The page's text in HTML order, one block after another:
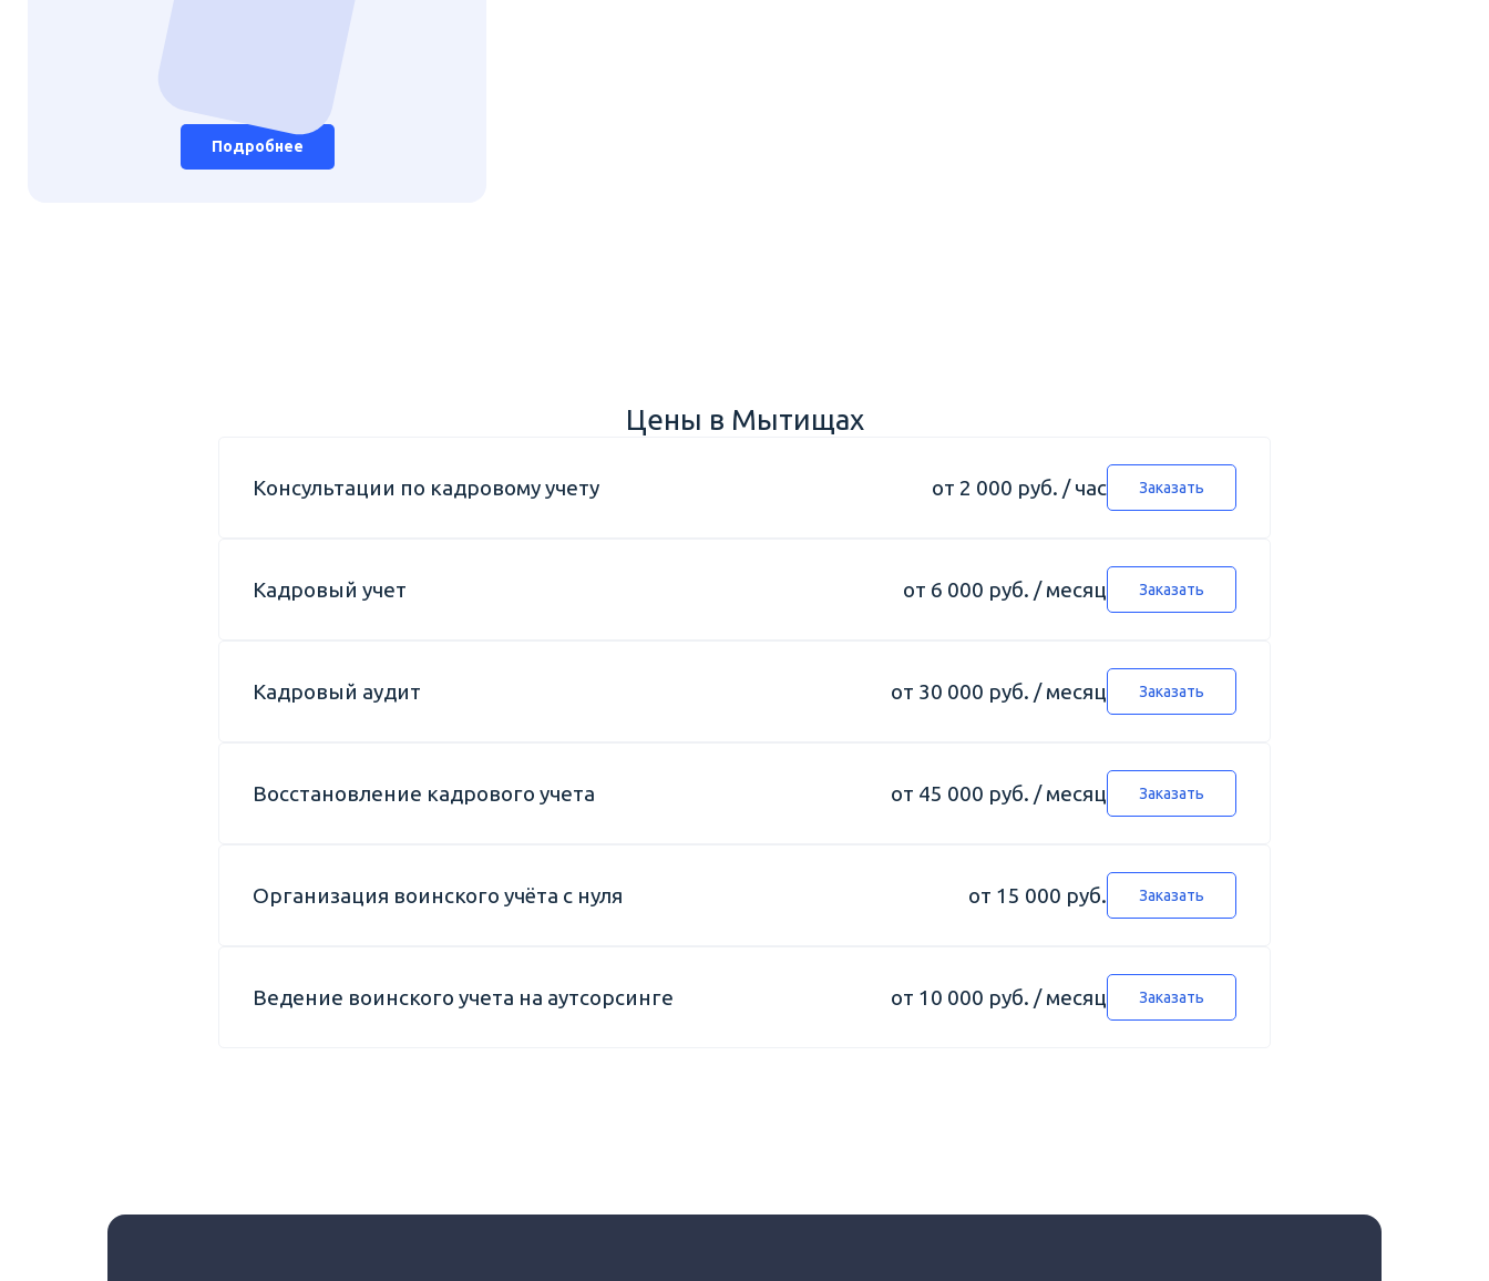
Подробнее
Цены в Мытищах
Консультации по кадровому учету от 2 000 руб. / час Заказать
Кадровый учет от 6 000 руб. / месяц Заказать
Кадровый аудит от 30 000 руб. / месяц Заказать
Восстановление кадрового учета от 45 000 руб. / месяц Заказать
Организация воинского учёта с нуля от 15 000 руб. Заказать
Ведение воинского учета на аутсорсинге от 10 000 руб. / месяц Заказать